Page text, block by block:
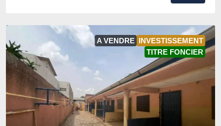
A VENDRE INVESTISSEMENT
TITRE FONCIER